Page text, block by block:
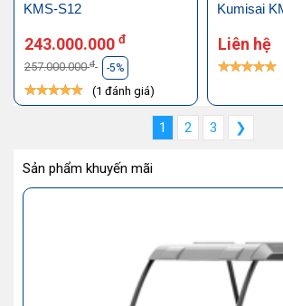
KMS-S12
243.000.000 đ
257.000.000đ -5%
(1 đánh giá)
Kumisai
Liên hệ
1 2 3 ❯
Sản phẩm khuyến mãi